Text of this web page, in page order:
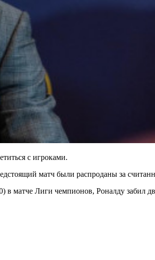
с игроками.
матч были распроданы за
в матче Лиги чемпионов, Роналду забил